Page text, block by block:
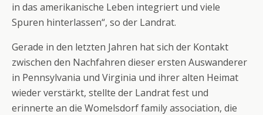
in das amerikanische Leben integriert und viele
Spuren hinterlassen“, so der Landrat.
Gerade in den letzten Jahren hat sich der Kontakt
zwischen den Nachfahren dieser ersten Auswanderer
in Pennsylvania und Virginia und ihrer alten Heimat
wieder verstärkt, stellte der Landrat fest und
erinnerte an die Womelsdorf family association, die